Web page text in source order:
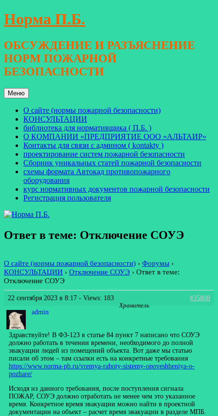
Перейти
к
Норма П.Б.
ОБСУЖДЕНИЕ И РАЗЪЯСНЕНИЕ
НОРМ ПОЖАРНОЙ
БЕЗОПАСНОСТИ
Меню
О сайте (нормы пожарной безопасности)
КОНСУЛЬТАЦИИ
библиотека для нормативщика ( П.Б. )
О КОМПАНИИ «ПРЕДПРИЯТИЕ ООО «АЛЬТАИР»
Контакты для связи с админом ( kontakty )
проектирование систем пожарной безопасности
Сборник уникальных статей пожарной безопасности
схемы формата Автокад противопожарного
оборудования
курс нормативных документов пожарной безопасности
Регистрация пользователя
Ответ в теме: Отключение СОУЭ
О сайте (нормы пожарной безопасности) › Форумы ›
КОНСУЛЬТАЦИИ › Отключение СОУЭ › Ответ в теме:
Отключение СОУЭ
22 сентября 2023 в 8:17 - Views: 183
#35808
admin
Хранитель
Здравствуйте! В ФЗ-123 в статье 84 пункт 7 написано что СОУЭ
должно работать в течении времени, необходимого до полной
эвакуации людей из помещений объекта. Вот даже мы статью
писали об этом – там ссылки есть на конкретные требования
https://www.norma-pb.ru/vremya-raboty-sistemy-opoveshheniya-o-
pozhare/
Исходя из данного требования, после поступления сигнала
ПОЖАР, СОУЭ должно отработать не менее чем это указанное
время. Конкретное время эвакуации можно найти в проектной
документации на объект – расчет время эвакуации в разделе МПБ.